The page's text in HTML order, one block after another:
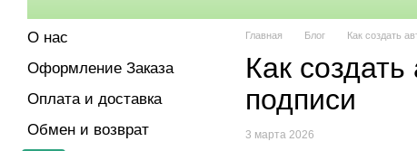
Главная Блог Как создать
Как
подписи
3 марта 2026
О нас
Оформление Заказа
Оплата и доставка
Обмен и возврат